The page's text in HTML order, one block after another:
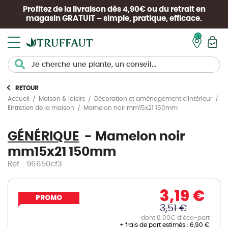
Profitez de la livraison dès 4,90€ ou du retrait en
magasin GRATUIT – simple, pratique, efficace.
RETOUR
Accueil
Maison & loisirs
Décoration et aménagement d'intérieur
Entretien de la maison
Mamelon noir mm15x21 150mm
GÉNÉRIQUE
Mamelon noir
mm15x21 150mm
Réf. : 96650cf3
PROMO 3,19 €
3,51 €
dont 0.00€ d’éco-part
+ frais de port estimés : 6,90 €